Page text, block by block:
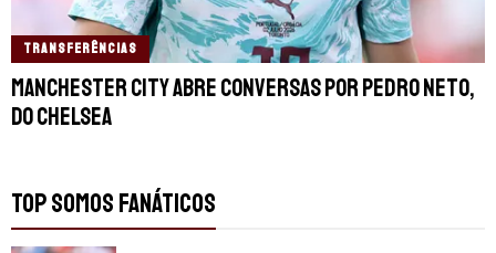
TRANSFERÊNCIAS
Manchester City abre conversas por Pedro Neto,
do Chelsea
TOP SOMOS FANÁTICOS